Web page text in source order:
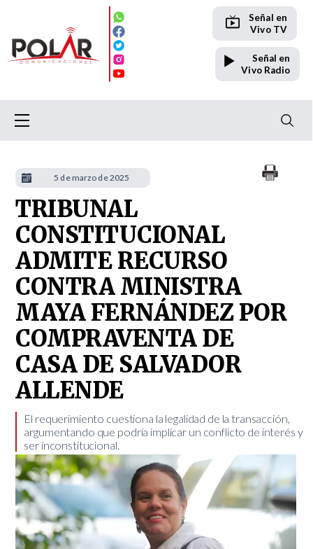
Señal en
Vivo TV
Señal en
Vivo Radio
TRIBUNAL
CONSTITUCIONAL
ADMITE RECURSO
CONTRA MINISTRA
MAYA FERNÁNDEZ POR
COMPRAVENTA DE
CASA DE SALVADOR
ALLENDE
​El requerimiento cuestiona la legalidad de la transacción,
argumentando que podría implicar un conflicto de interés y
ser inconstitucional.
5 de marzo de 2025